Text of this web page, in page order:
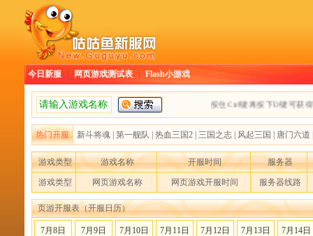
今日新服 网页游戏测试表 Flash小游戏
按住Ctrl键再按下D键可获得
热门开服 新斗将魂 第一舰队 热血三国2 三国之志 风起三国 唐门六道
游戏类型 游戏名称 开服时间 服务器
游戏类型 网页游戏名称 网页游戏开服时间 服务器线路
页游开服表（开服日历）
7月8日 7月9日 7月10日 7月11日 7月12日 7月13日 7月14日